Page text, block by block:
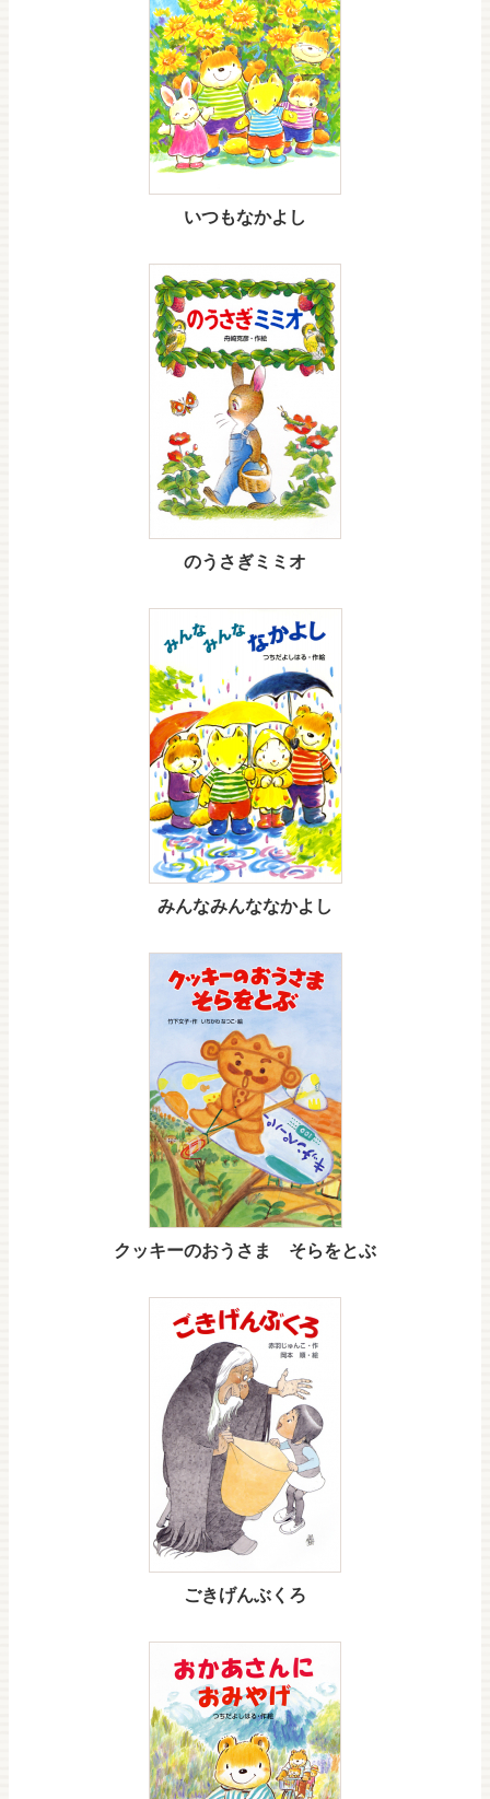
いつもなかよし
のうさぎミミオ
みんなみんななかよし
クッキーのおうさま そらをとぶ
ごきげんぶくろ